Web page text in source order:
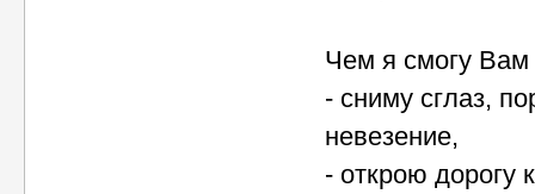
Чем я смогу Вам
- сниму сглаз,
невезение,
- открою дорогу